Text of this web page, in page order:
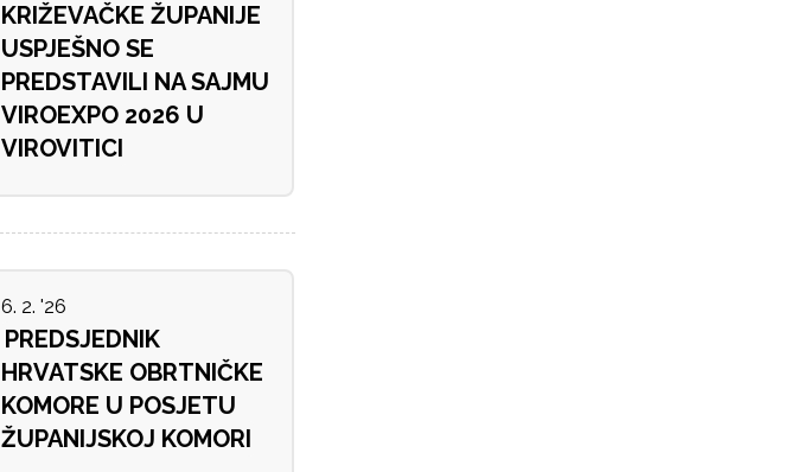
KRIŽEVAČKE ŽUPANIJE
USPJEŠNO SE
PREDSTAVILI NA SAJMU
VIROEXPO 2026 U
VIROVITICI
6. 2. '26
PREDSJEDNIK
HRVATSKE OBRTNIČKE
KOMORE U POSJETU
ŽUPANIJSKOJ KOMORI